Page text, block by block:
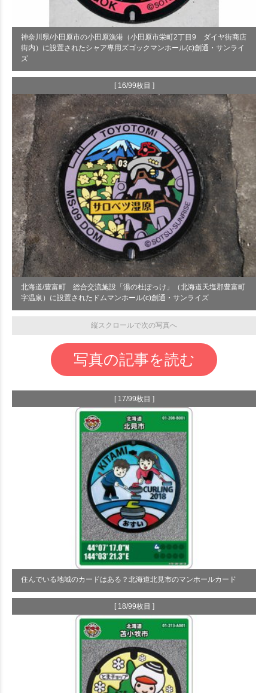
神奈川県/小田原市の小田原漁港（小田原市栄町2丁目9 ダイヤ街商店
街内）に設置されたシャア専用ズゴックマンホール(c)創通・サンライ
ズ
[ 16/99枚目 ]
北海道/豊富町 総合交流施設「湯の杜ぽっけ」（北海道天塩郡豊富町
字温泉）に設置されたドムマンホール(c)創通・サンライズ
縦スクロールで次の写真へ
写真の記事を読む
[ 17/99枚目 ]
住んでいる地域のカードはある？北海道北見市のマンホールカード
[ 18/99枚目 ]